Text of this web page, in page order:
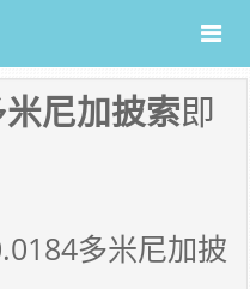
尼加披索即
多米尼加披